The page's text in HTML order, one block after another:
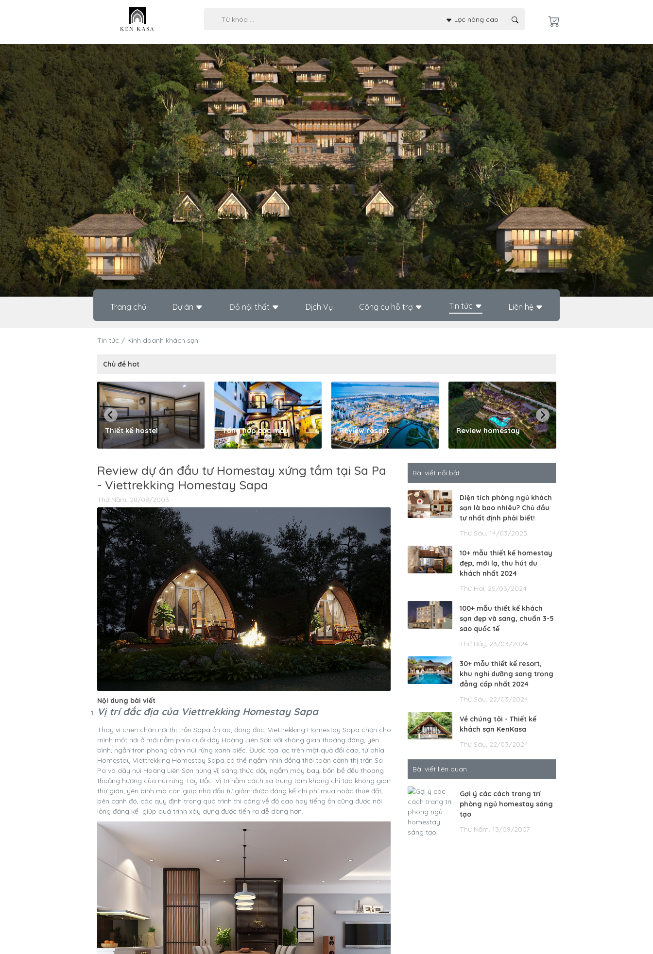
Lọc nâng cao
Trang chủ Dự án Đồ nội thất Dịch Vụ Công cụ hỗ trợ Tin tức Liên hệ
Tin tức Kinh doanh khách sạn
Chủ đề hot
Thiết kế hostel Tổng hợp các mẫu Review resort Review homestay
Review dự án đầu tư Homestay xứng tầm tại Sa Pa
- Viettrekking Homestay Sapa
Thứ Năm, 28/08/2003
Nội dung bài viết
Vị trí đắc địa của Viettrekking Homestay Sapa
Thay vì chen chân nơi thị trấn Sapa ồn ào, đông đúc, Viettrekking Homestay Sapa chọn cho
mình một nơi ở mới nằm phía cuối dãy Hoàng Liên Sơn với không gian thoáng đãng, yên
bình, ngắn trọn phong cảnh núi rừng xanh biếc. Được tọa lạc trên một quả đồi cao, từ phía
Homestay Viettrekking Homestay Sapa có thể ngắm nhìn đồng thời toàn cảnh thị trấn Sa
Pa và dãy núi Hoàng Liên Sơn hùng vĩ, sáng thức dậy ngắm mây bay, bốn bề đều thoang
thoảng hương của núi rừng Tây Bắc. Vị trí nằm cách xa trung tâm không chỉ tạo không gian
thư giãn, yên bình mà còn giúp nhà đầu tư giảm được đáng kể chi phí mua hoặc thuê đất,
bên cạnh đó, các quy định trong quá trình thi công về độ cao hay tiếng ồn cũng được nới
lỏng đáng kể giúp quá trình xây dựng được tiến ra dễ dàng hơn.
Bài viết nổi bật
Diện tích phòng ngủ khách
sạn là bao nhiêu? Chủ đầu
tư nhất định phải biết!
Thứ Sáu, 14/03/2025
10+ mẫu thiết kế homestay
đẹp, mới lạ, thu hút du
khách nhất 2024
Thứ Hai, 25/03/2024
100+ mẫu thiết kế khách
sạn đẹp và sang, chuẩn 3-5
sao quốc tế
Thứ Bảy, 23/03/2024
30+ mẫu thiết kế resort,
khu nghỉ dưỡng sang trọng
đẳng cấp nhất 2024
Thứ Sáu, 22/03/2024
Về chúng tôi - Thiết kế
khách sạn KenKasa
Thứ Sáu, 22/03/2024
Bài viết liên quan
Gợi ý các cách trang trí
phòng ngủ homestay sáng
tạo
Thứ Năm, 13/09/2007